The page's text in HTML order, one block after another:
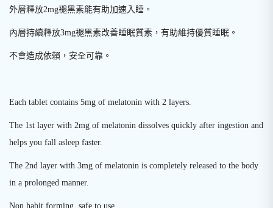
外層釋放2mg褪黑素能有助加速入睡。
內層持續釋放3mg褪黑素改善睡眠質素，有助維持優質睡眠。
不會造成依賴，安全可靠。
Each tablet contains 5mg of melatonin with 2 layers.
The 1st layer with 2mg of melatonin dissolves quickly after ingestion and
helps you fall asleep faster.
The 2nd layer with 3mg of melatonin is completely released to the body
in a prolonged manner.
Non habit forming, safe to use.